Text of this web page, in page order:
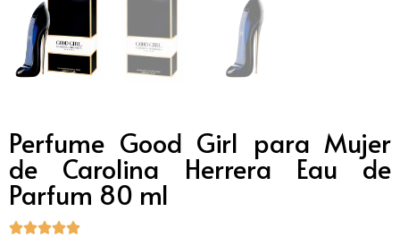
Perfume Good Girl para Mujer
de Carolina Herrera Eau de
Parfum 80 ml